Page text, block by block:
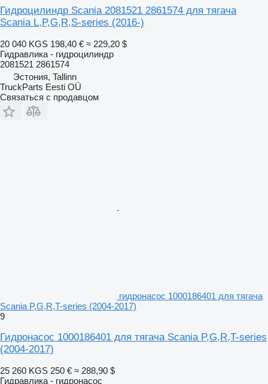
Гидроцилиндр Scania 2081521 2861574 для тягача
Scania L,P,G,R,S-series (2016-)
20 040 KGS 198,40 € ≈ 229,20 $
Гидравлика - гидроцилиндр
2081521 2861574
Эстония, Tallinn
TruckParts Eesti OÜ
Связаться с продавцом
гидронасос 1000186401 для тягача
Scania P,G,R,T-series (2004-2017)
9
Гидронасос 1000186401 для тягача Scania P,G,R,T-series
(2004-2017)
25 260 KGS 250 € ≈ 288,90 $
Гидравлика - гидронасос